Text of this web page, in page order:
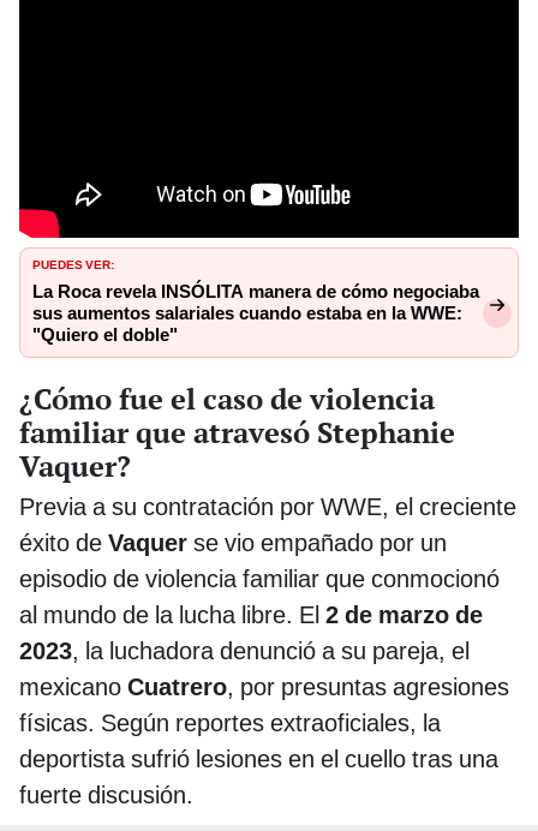
PUEDES VER:
La Roca revela INSÓLITA manera de cómo negociaba
sus aumentos salariales cuando estaba en la WWE:
"Quiero el doble"
¿Cómo fue el caso de violencia
familiar que atravesó Stephanie
Vaquer?
Previa a su contratación por WWE, el creciente
éxito de Vaquer se vio empañado por un
episodio de violencia familiar que conmocionó
al mundo de la lucha libre. El 2 de marzo de
2023, la luchadora denunció a su pareja, el
mexicano Cuatrero, por presuntas agresiones
físicas. Según reportes extraoficiales, la
deportista sufrió lesiones en el cuello tras una
fuerte discusión.